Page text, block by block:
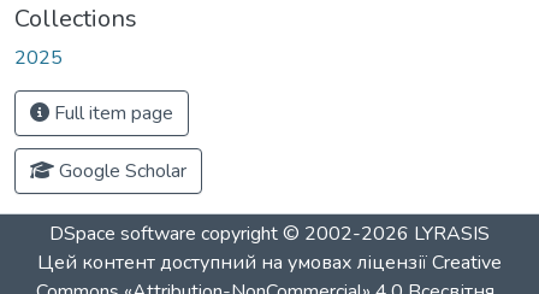
Collections
2025
Full item page
Google Scholar
DSpace software copyright © 2002-2026 LYRASIS
Цей контент доступний на умовах ліцензіїCreative